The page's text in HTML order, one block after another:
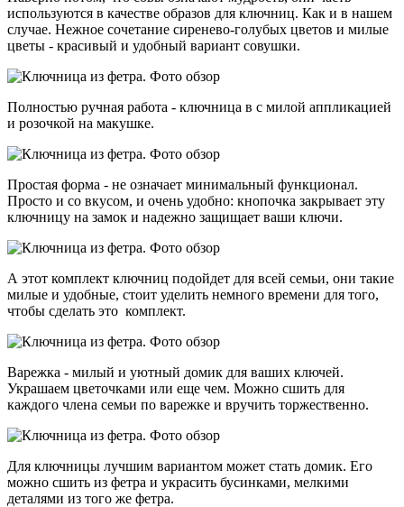
используются в качестве образов для ключниц. Как и в нашем
случае. Нежное сочетание сиренево-голубых цветов и милые
цветы - красивый и удобный вариант совушки.
Полностью ручная работа - ключница в с милой аппликацией
и розочкой на макушке.
Простая форма - не означает минимальный функционал.
Просто и со вкусом, и очень удобно: кнопочка закрывает эту
ключницу на замок и надежно защищает ваши ключи.
А этот комплект ключниц подойдет для всей семьи, они такие
милые и удобные, стоит уделить немного времени для того,
чтобы сделать это комплект.
Варежка - милый и уютный домик для ваших ключей.
Украшаем цветочками или еще чем. Можно сшить для
каждого члена семьи по варежке и вручить торжественно.
Для ключницы лучшим вариантом может стать домик. Его
можно сшить из фетра и украсить бусинками, мелкими
деталями из того же фетра.